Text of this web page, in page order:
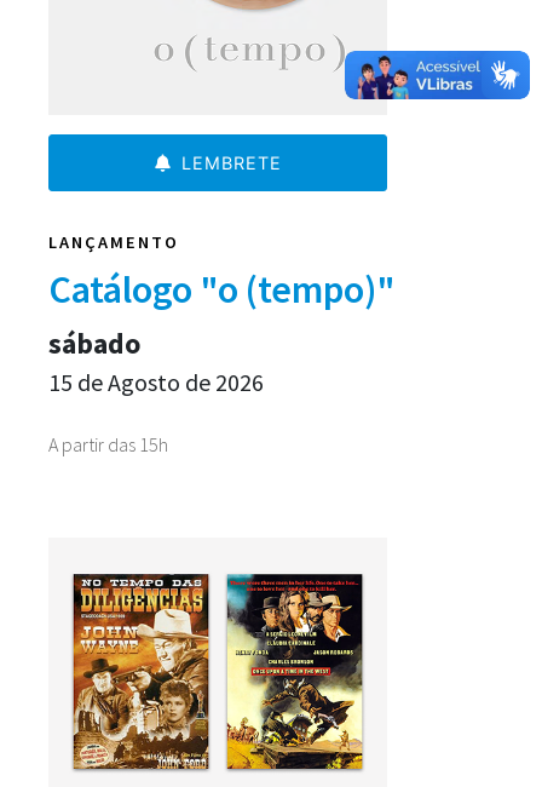
LEMBRETE
LANÇAMENTO
Catálogo "o (tempo)"
A partir das 15h
sábado
15 de Agosto de 2026